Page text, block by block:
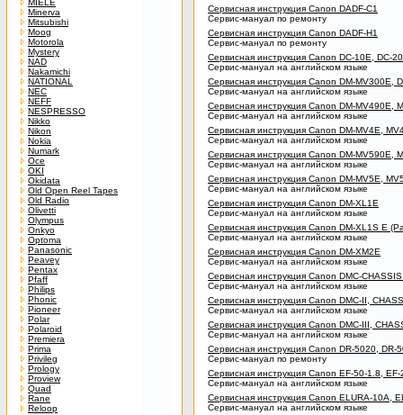
MIELE
Minerva
Mitsubishi
Moog
Motorola
Mystery
NAD
Nakamichi
NATIONAL
NEC
NEFF
NESPRESSO
Nikko
Nikon
Nokia
Numark
Oce
OKI
Okidata
Old Open Reel Tapes
Old Radio
Olivetti
Olympus
Onkyo
Optoma
Panasonic
Peavey
Pentax
Pfaff
Philips
Phonic
Pioneer
Polar
Polaroid
Premiera
Prima
Privileg
Prology
Proview
Quad
Rane
Reloop
Сервисная инструкция Canon DADF-C1
Сервис-мануал по ремонту
Сервисная инструкция Canon DADF-H1
Сервис-мануал по ремонту
Сервисная инструкция Canon DC-10E, DC-
Сервис-мануал на английском языке
Сервисная инструкция Canon DM-MV300E,
Сервис-мануал на английском языке
Сервисная инструкция Canon DM-MV490E,
Сервис-мануал на английском языке
Сервисная инструкция Canon DM-MV4E,
Сервис-мануал на английском языке
Сервисная инструкция Canon DM-MV590E,
Сервис-мануал на английском языке
Сервисная инструкция Canon DM-MV5E,
Сервис-мануал на английском языке
Сервисная инструкция Canon DM-XL1E
Сервис-мануал на английском языке
Сервисная инструкция Canon DM-XL1S E
Сервис-мануал на английском языке
Сервисная инструкция Canon DM-XM2E
Сервис-мануал на английском языке
Сервисная инструкция Canon DMC-
Сервис-мануал на английском языке
Сервисная инструкция Canon DMC-II,
Сервис-мануал на английском языке
Сервисная инструкция Canon DMC-III,
Сервис-мануал на английском языке
Сервисная инструкция Canon DR-5020, DR-
Сервис-мануал по ремонту
Сервисная инструкция Canon EF-50-1.8,
Сервис-мануал на английском языке
Сервисная инструкция Canon ELURA-10A,
Сервис-мануал на английском языке